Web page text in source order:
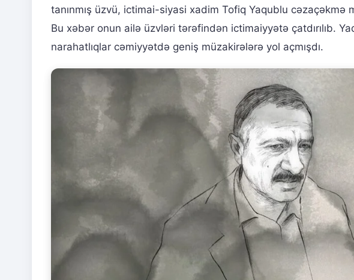
tanınmış üzvü, ictimai-siyasi xadim Tofiq Yaqublu
Bu xəbər onun ailə üzvləri tərəfindən ictimaiyyətə çatdırılıb.
narahatlıqlar cəmiyyətdə geniş müzakirələrə yol açmışdı.